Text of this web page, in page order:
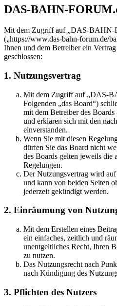
DAS-BAHN-
Mit dem Zugriff auf „DAS-BAHN-
(„https://www.das-bahn-forum.de/
Ihnen und dem Betreiber ein
geschlossen:
1. Nutzungsvertrag
Mit dem Zugriff auf „DAS-
Folgenden „das Board“)
mit dem Betreiber des
und erklären sich mit den
einverstanden.
Wenn Sie mit diesen
dürfen Sie das Board nicht
des Boards gelten jeweils die
Regelungen.
Der Nutzungsvertrag wird auf
und kann von beiden Seiten
jederzeit gekündigt werden.
2. Einräumung von
Mit dem Erstellen eines
ein einfaches, zeitlich und
unentgeltliches Recht, Ihren
zu nutzen.
Das Nutzungsrecht nach
nach Kündigung des
3. Pflichten des Nutzers